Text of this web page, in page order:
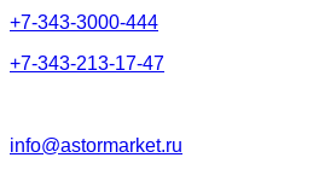
+7-343-3000-444
+7-343-213-17-47
info@astormarket.ru